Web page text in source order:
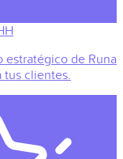
de Runa
tus clientes.